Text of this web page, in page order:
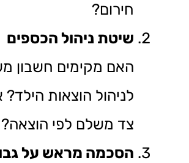
חירום?
שיטת ניהול הכספים
האם מקימים חשבון
לניהול הוצאות
צד משלם לפי הוצאה?
הסכמה מראש על